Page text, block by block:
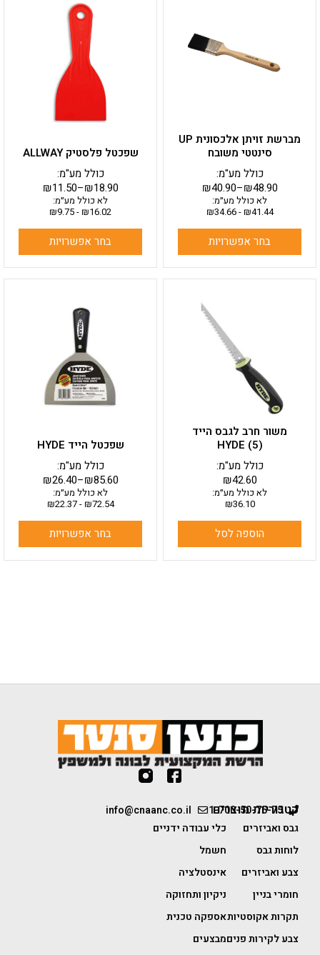
מברשת זויתן אלכסונית UP
סינטטי משובח
₪40.90–₪48.90
כולל מע"מ:
לא כולל מע״מ:
₪41.44
-
₪34.66
בחר אפשרויות
מספר
סוגים.
המוצר
שפכטל פלסטיק ALLWAY
₪11.50–₪18.90
כולל מע"מ:
לא כולל מע״מ:
₪16.02
-
₪9.75
בחר אפשרויות
זה
יש
מספר
סוגים.
ניתן
לבחור
האפשרויות
משור חרב לגבס הייד
HYDE (5)
₪42.60
כולל מע"מ:
לא כולל מע״מ:
₪36.10
הוספה לסל
שפכטל הייד HYDE
₪26.40–₪85.60
כולל מע"מ:
לא כולל מע״מ:
₪72.54
-
₪22.37
בחר אפשרויות
יש
מספר
סוגים.
ניתן
לבחור
את
האפשרויות
1-700-50-75-75
info@cnaanc.co.il קטגוריות מוצרים
גבס ואביזרים
לוחות גבס
צבע ואביזרים
חומרי בניין
תקרות אקוסטיות
צבע לקירות פנים
כלי עבודה ידניים
חשמל
אינסטלציה
ניקיון ותחזוקה
אספקה טכנית
מבצעים